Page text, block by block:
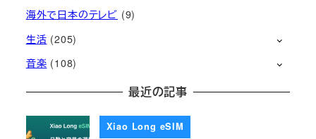
海外で日本のテレビ (9)
生活 (205)
音楽 (108)
最近の記事
Xiao Long eSIM